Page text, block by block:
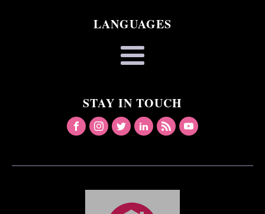
LANGUAGES
STAY IN TOUCH